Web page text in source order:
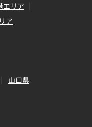
エリア
ア
山口県